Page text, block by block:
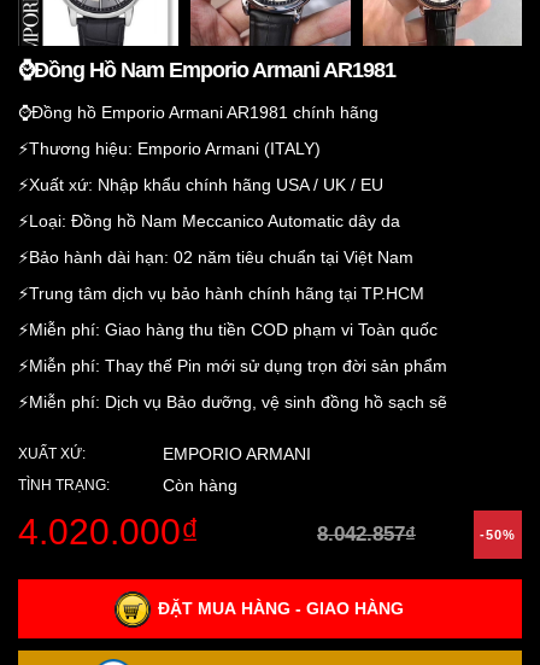
⌚️Đồng Hồ Nam Emporio Armani AR1981
⌚️Đồng hồ Emporio Armani AR1981 chính hãng
⚡️Thương hiệu: Emporio Armani (ITALY)
⚡️Xuất xứ: Nhập khẩu chính hãng USA / UK / EU
⚡️Loại: Đồng hồ Nam Meccanico Automatic dây da
⚡️Bảo hành dài hạn: 02 năm tiêu chuẩn tại Việt Nam
⚡️Trung tâm dịch vụ bảo hành chính hãng tại TP.HCM
⚡️Miễn phí: Giao hàng thu tiền COD phạm vi Toàn quốc
⚡️Miễn phí: Thay thế Pin mới sử dụng trọn đời sản phẩm
⚡️Miễn phí: Dịch vụ Bảo dưỡng, vệ sinh đồng hồ sạch sẽ
XUẤT XỨ: EMPORIO ARMANI
TÌNH TRẠNG: Còn hàng
4.020.000₫ 8.042.857₫ -50%
ĐẶT MUA HÀNG - GIAO HÀNG